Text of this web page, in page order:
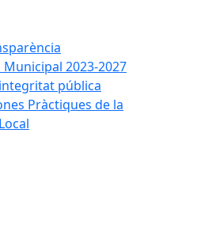
Municipal 2023-2027
pública
Pràctiques de la